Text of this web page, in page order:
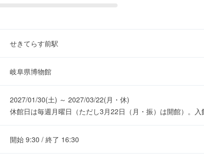
せきてらす前駅
岐阜県博物館
2027/01/30(土) ～ 2027/03/22(月・休)
休館日は毎週月曜日（ただし3月22日（月・振）は開館）。入
開始 9:30 / 終了 16:30